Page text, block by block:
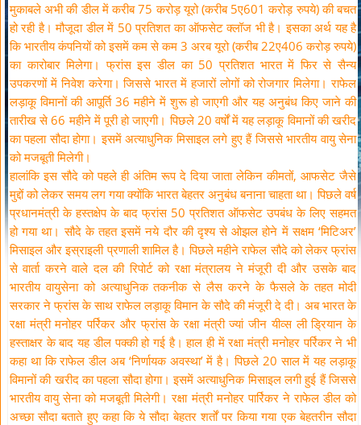
मुकाबले अभी की डील में करीब 75 करोड़ यूरो (करीब 5ए601 करोड़ रुपये) की बचत
हो रही है। मौजूदा डील में 50 प्रतिशत का ऑफसेट क्लॉज भी है। इसका अर्थ यह है
कि भारतीय कंपनियों को इसमें कम से कम 3 अरब यूरो (करीब 22ए406 करोड़ रुपये)
का कारोबार मिलेगा। फ्रांस इस डील का 50 प्रतिशत भारत में फिर से सैन्य
उपकरणों में निवेश करेगा। जिससे भारत में हजारों लोगों को रोजगार मिलेगा। राफेल
लड़ाकू विमानों की आपूर्ति 36 महीने में शुरू हो जाएगी और यह अनुबंध किए जाने की
तारीख से 66 महीने में पूरी हो जाएगी। पिछले 20 वर्षों में यह लड़ाकू विमानों की खरीद
का पहला सौदा होगा। इसमें अत्याधुनिक मिसाइल लगे हुए हैं जिससे भारतीय वायु सेना
को मजबूती मिलेगी।
हालांकि इस सौदे को पहले ही अंतिम रूप दे दिया जाता लेकिन कीमतों, आफसेट जैसे
मुद्दों को लेकर समय लग गया क्योंकि भारत बेहतर अनुबंध बनाना चाहता था। पिछले वर्ष
प्रधानमंत्री के हस्तक्षेप के बाद फ्रांस 50 प्रतिशत ऑफसेट उपबंध के लिए सहमत
हो गया था। सौदे के तहत इसमें नये दौर की दृश्य से ओझल होने में सक्षम ‘मिटिअर’
मिसाइल और इस्राइली प्रणाली शामिल है। पिछले महीने राफेल सौदे को लेकर फ्रांस
से वार्ता करने वाले दल की रिपोर्ट को रक्षा मंत्रालय ने मंजूरी दी और उसके बाद
भारतीय वायुसेना को अत्याधुनिक तकनीक से लैस करने के फैसले के तहत मोदी
सरकार ने फ्रांस के साथ राफेल लड़ाकू विमान के सौदे की मंजूरी दे दी। अब भारत के
रक्षा मंत्री मनोहर पर्रिकर और फ्रांस के रक्षा मंत्री ज्यां जीन यीव्स ली ड्रियान के
हस्ताक्षर के बाद यह डील पक्की हो गई है। हाल ही में रक्षा मंत्री मनोहर पर्रिकर ने भी
कहा था कि राफेल डील अब ‘निर्णायक अवस्था’ में है। पिछले 20 साल में यह लड़ाकू
विमानों की खरीद का पहला सौदा होगा। इसमें अत्याधुनिक मिसाइल लगी हुई हैं जिससे
भारतीय वायु सेना को मजबूती मिलेगी। रक्षा मंत्री मनोहर पार्रिकर ने राफेल डील को
अच्छा सौदा बताते हुए कहा कि ये सौदा बेहतर शर्तों पर किया गया एक बेहतरीन सौदा